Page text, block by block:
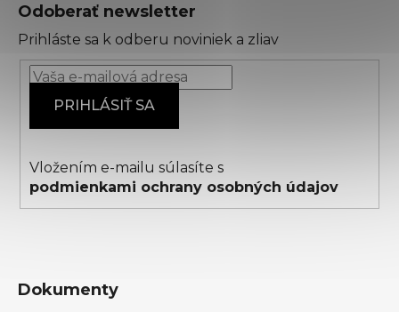
Odoberať newsletter
Prihláste sa k odberu noviniek a zliav
PRIHLÁSIŤ SA
Vložením e-mailu súlasíte s
podmienkami ochrany osobných údajov
Dokumenty